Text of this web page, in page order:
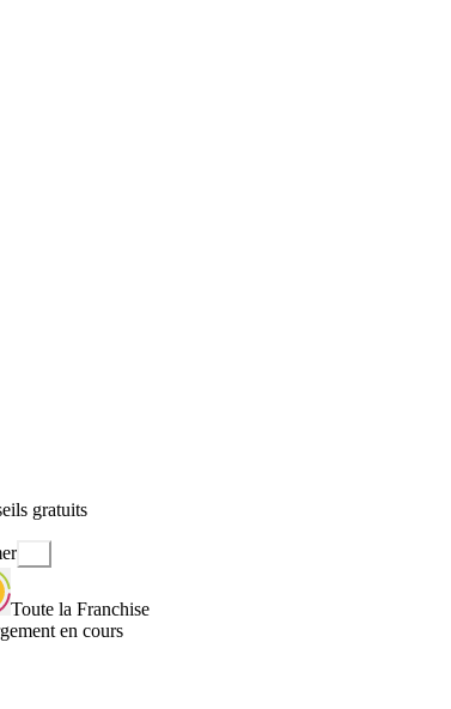
gratuits
Toute la Franchise
en cours